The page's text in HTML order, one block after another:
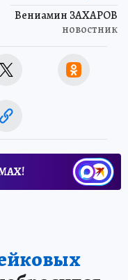
Вениамин ЗАХАРОВ
новостник